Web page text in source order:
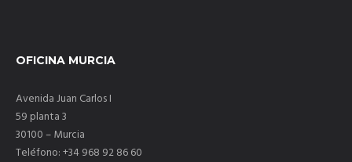
OFICINA MURCIA
Avenida Juan Carlos I
59 planta 3
30100 – Murcia
Teléfono: +34 968 92 86 60